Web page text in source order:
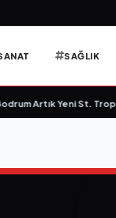
SAĞLIK
Artık Yeni St.